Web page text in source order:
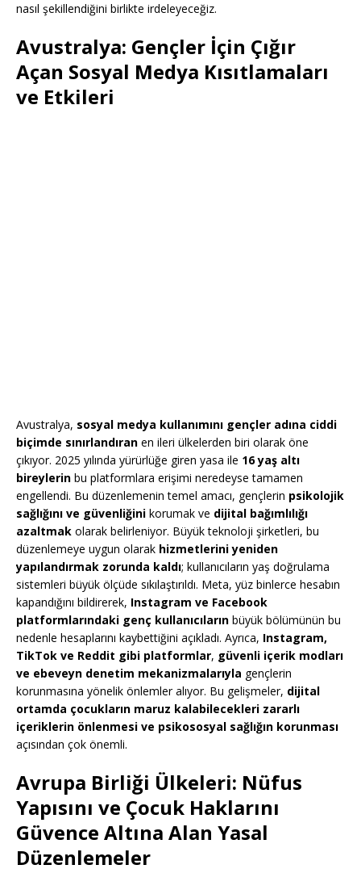
nasıl şekillendiğini birlikte irdeleyeceğiz.
Avustralya: Gençler İçin Çığır
Açan Sosyal Medya Kısıtlamaları
ve Etkileri
Avustralya, sosyal medya kullanımını gençler adına ciddi
biçimde sınırlandıran en ileri ülkelerden biri olarak öne
çıkıyor. 2025 yılında yürürlüğe giren yasa ile 16 yaş altı
bireylerin bu platformlara erişimi neredeyse tamamen
engellendi. Bu düzenlemenin temel amacı, gençlerin psikolojik
sağlığını ve güvenliğini korumak ve dijital bağımlılığı
azaltmak olarak belirleniyor. Büyük teknoloji şirketleri, bu
düzenlemeye uygun olarak hizmetlerini yeniden
yapılandırmak zorunda kaldı; kullanıcıların yaş doğrulama
sistemleri büyük ölçüde sıkılaştırıldı. Meta, yüz binlerce hesabın
kapandığını bildirerek, Instagram ve Facebook
platformlarındaki genç kullanıcıların büyük bölümünün bu
nedenle hesaplarını kaybettiğini açıkladı. Ayrıca, Instagram,
TikTok ve Reddit gibi platformlar, güvenli içerik modları
ve ebeveyn denetim mekanizmalarıyla gençlerin
korunmasına yönelik önlemler alıyor. Bu gelişmeler, dijital
ortamda çocukların maruz kalabilecekleri zararlı
içeriklerin önlenmesi ve psikososyal sağlığın korunması
açısından çok önemli.
Avrupa Birliği Ülkeleri: Nüfus
Yapısını ve Çocuk Haklarını
Güvence Altına Alan Yasal
Düzenlemeler